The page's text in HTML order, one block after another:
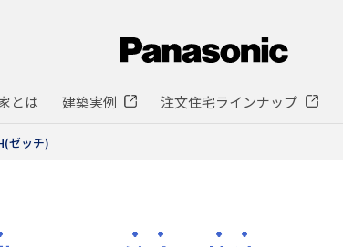
とは 建築実例 注文住宅ラインナップ
ゼッチ)